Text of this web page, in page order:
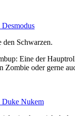
den Schwarzen.
Eine der
Zombie oder gerne
Duke Nukem